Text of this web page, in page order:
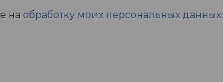
на обработку моих персональных данных.